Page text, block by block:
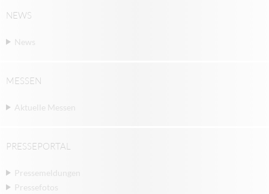
NEWS
News
MESSEN
Aktuelle Messen
PRESSEPORTAL
Pressemeldungen
Pressefotos